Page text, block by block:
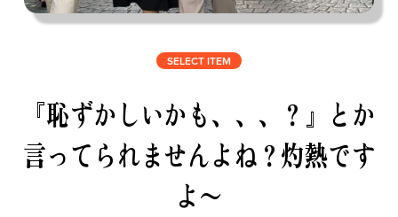
SELECT ITEM
『恥ずかしいかも、、、？』 とか
言ってられませんよね？灼熱です
よ〜